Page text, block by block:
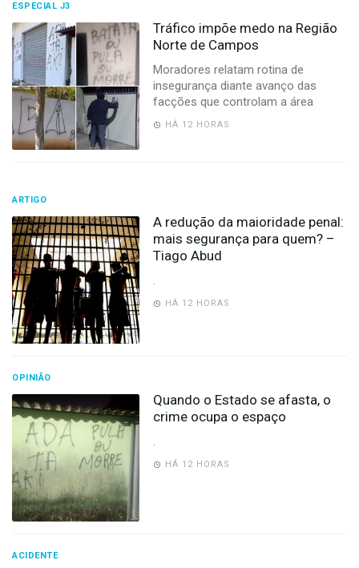
ESPECIAL J3
Tráfico impõe medo na Região
Norte de Campos
Moradores relatam rotina de
insegurança diante avanço das
facções que controlam a área
HÁ 12 HORAS
ARTIGO
A redução da maioridade penal:
mais segurança para quem? –
Tiago Abud
.
HÁ 12 HORAS
OPINIÃO
Quando o Estado se afasta, o
crime ocupa o espaço
.
HÁ 12 HORAS
ACIDENTE